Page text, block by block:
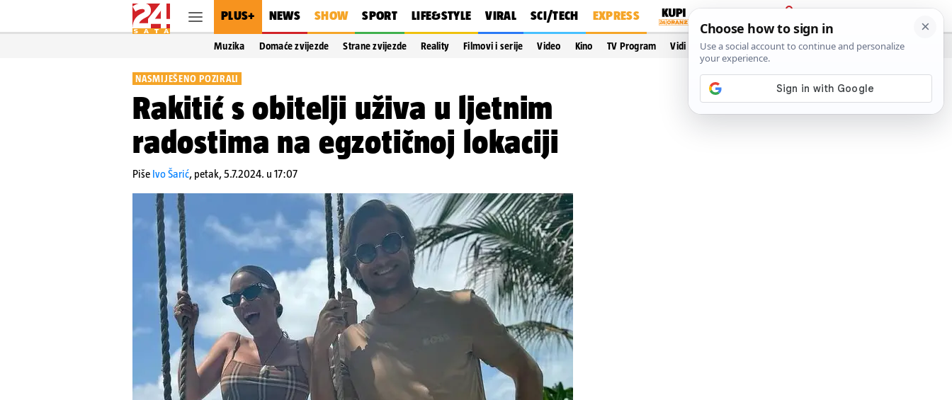
PLUS+ NEWS SHOW SPORT LIFE&STYLE VIRAL SCI/TECH EXPRESS
PRIJAVA
Muzika Domaće zvijezde Strane zvijezde Reality Filmovi i serije Video Kino TV Program Vidi još…
NASMIJEŠENO POZIRALI
Rakitić s obitelji uživa u ljetnim
radostima na egzotičnoj lokaciji
Piše Ivo Šarić, petak, 5.7.2024. u 17:07